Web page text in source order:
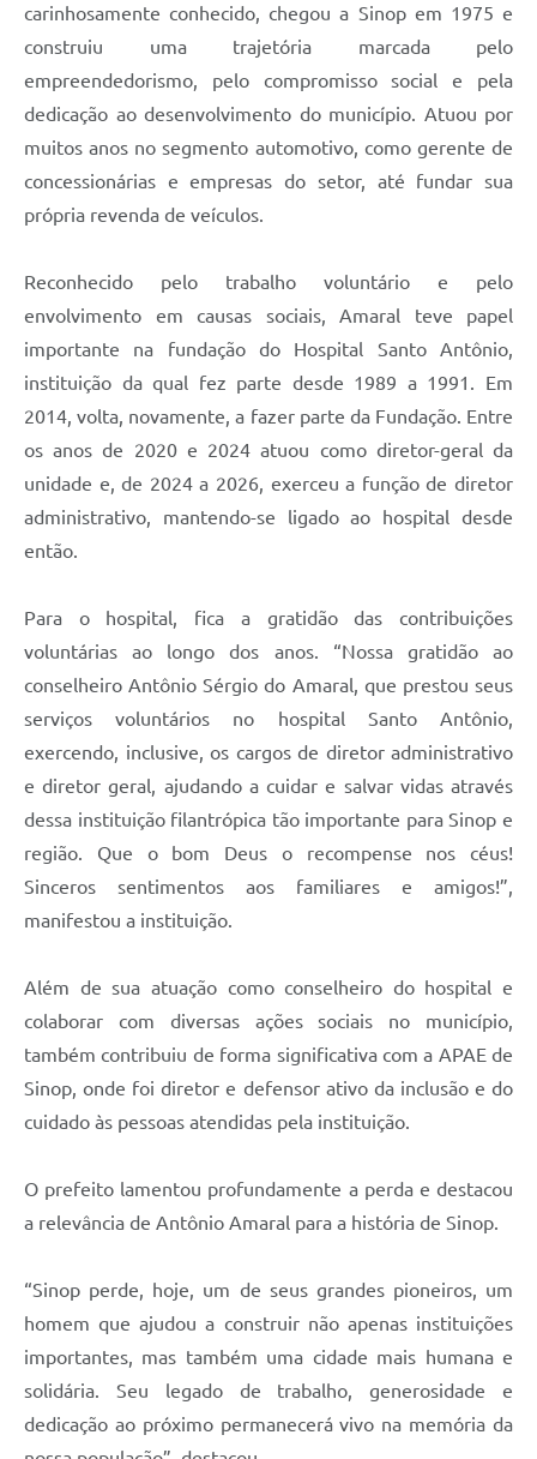
carinhosamente conhecido, chegou a Sinop em 1975 e
construiu uma trajetória marcada pelo
empreendedorismo, pelo compromisso social e pela
dedicação ao desenvolvimento do município. Atuou por
muitos anos no segmento automotivo, como gerente de
concessionárias e empresas do setor, até fundar sua
própria revenda de veículos.
Reconhecido pelo trabalho voluntário e pelo
envolvimento em causas sociais, Amaral teve papel
importante na fundação do Hospital Santo Antônio,
instituição da qual fez parte desde 1989 a 1991. Em
2014, volta, novamente, a fazer parte da Fundação. Entre
os anos de 2020 e 2024 atuou como diretor-geral da
unidade e, de 2024 a 2026, exerceu a função de diretor
administrativo, mantendo-se ligado ao hospital desde
então.
Para o hospital, fica a gratidão das contribuições
voluntárias ao longo dos anos. “Nossa gratidão ao
conselheiro Antônio Sérgio do Amaral, que prestou seus
serviços voluntários no hospital Santo Antônio,
exercendo, inclusive, os cargos de diretor administrativo
e diretor geral, ajudando a cuidar e salvar vidas através
dessa instituição filantrópica tão importante para Sinop e
região. Que o bom Deus o recompense nos céus!
Sinceros sentimentos aos familiares e amigos!”,
manifestou a instituição.
Além de sua atuação como conselheiro do hospital e
colaborar com diversas ações sociais no município,
também contribuiu de forma significativa com a APAE de
Sinop, onde foi diretor e defensor ativo da inclusão e do
cuidado às pessoas atendidas pela instituição.
O prefeito lamentou profundamente a perda e destacou
a relevância de Antônio Amaral para a história de Sinop.
“Sinop perde, hoje, um de seus grandes pioneiros, um
homem que ajudou a construir não apenas instituições
importantes, mas também uma cidade mais humana e
solidária. Seu legado de trabalho, generosidade e
dedicação ao próximo permanecerá vivo na memória da